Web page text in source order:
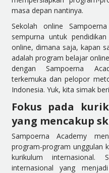
masa depan nantinya.
Sekolah online
sempurna untuk
online, dimana saja, kapan
adalah program belajar
dengan Sampoerna
terkemuka dan pelopor
Indonesia. Yuk, kita simak
Fokus pada
yang mencakup
Sampoerna Academy
program-program unggulan
kurikulum
internasional yang